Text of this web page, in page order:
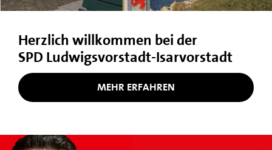
Herzlich willkommen bei der
SPD Ludwigsvorstadt-​Isarvorstadt
MEHR ERFAHREN